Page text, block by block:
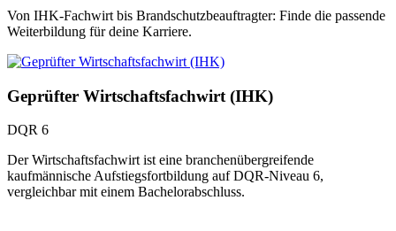
Von IHK-Fachwirt bis Brandschutzbeauftragter: Finde die passende
Weiterbildung für deine Karriere.
Geprüfter Wirtschaftsfachwirt (IHK)
DQR 6
Der Wirtschaftsfachwirt ist eine branchenübergreifende
kaufmännische Aufstiegsfortbildung auf DQR-Niveau 6,
vergleichbar mit einem Bachelorabschluss.